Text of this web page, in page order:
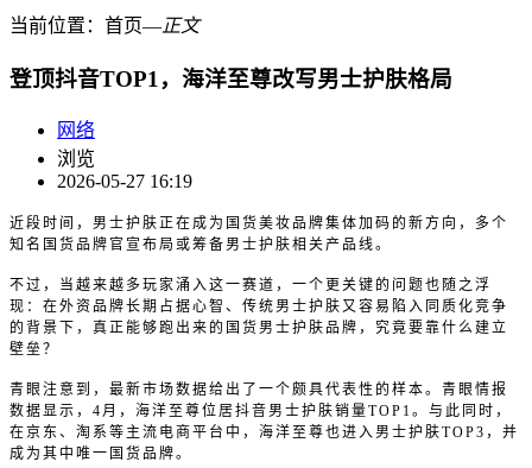
当前位置： 首页―正文
登顶抖音TOP1，海洋至尊改写男士护肤格局
网络
浏览
2026-05-27 16:19
近段时间，男士护肤正在成为国货美妆品牌集体加码的新方向，多个
知名国货品牌官宣布局或筹备男士护肤相关产品线。
不过，当越来越多玩家涌入这一赛道，一个更关键的问题也随之浮
现：在外资品牌长期占据心智、传统男士护肤又容易陷入同质化竞争
的背景下，真正能够跑出来的国货男士护肤品牌，究竟要靠什么建立
壁垒？
青眼注意到，最新市场数据给出了一个颇具代表性的样本。青眼情报
数据显示，4月，海洋至尊位居抖音男士护肤销量TOP1。与此同时，
在京东、淘系等主流电商平台中，海洋至尊也进入男士护肤TOP3，并
成为其中唯一国货品牌。